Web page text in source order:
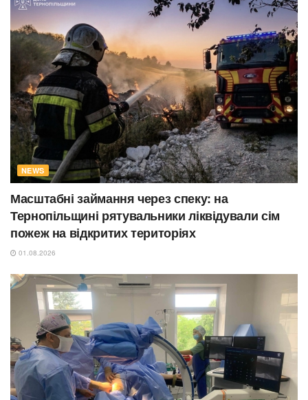
NEWS
Масштабні займання через спеку: на
Тернопільщині рятувальники ліквідували сім
пожеж на відкритих територіях
01.08.2026